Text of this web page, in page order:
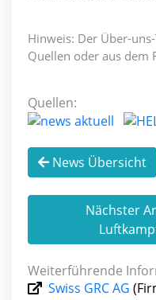
Hinweis: Der Über-
Quellen oder aus dem
Quellen:
News Übersicht
Nächster
Weiterführende
Swiss GRC AG